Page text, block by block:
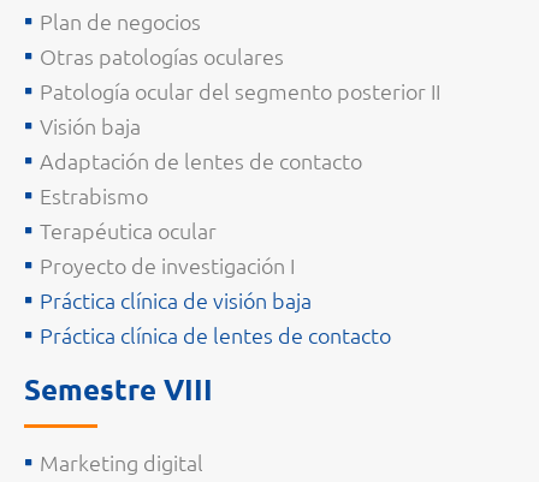
Plan de negocios
Otras patologías oculares
Patología ocular del segmento posterior II
Visión baja
Adaptación de lentes de contacto
Estrabismo
Terapéutica ocular
Proyecto de investigación I
Práctica clínica de visión baja
Práctica clínica de lentes de contacto
Semestre VIII
Marketing digital